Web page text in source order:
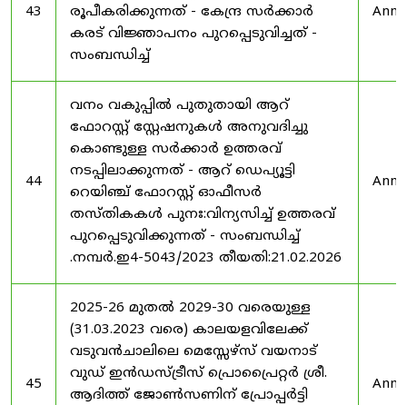
43
രൂപീകരിക്കുന്നത് - കേന്ദ്ര സർക്കാർ
കരട് വിജ്ഞാപനം പുറപ്പെടുവിച്ചത് -
സംബന്ധിച്ച്
44
വനം വകുപ്പിൽ പുതുതായി ആറ്
ഫോറസ്റ്റ് സ്റ്റേഷനുകൾ അനുവദിച്ചു
കൊണ്ടുള്ള സർക്കാർ ഉത്തരവ്
നടപ്പിലാക്കുന്നത് - ആറ് ഡെപ്യൂട്ടി
റെയിഞ്ച് ഫോറസ്റ്റ് ഓഫീസർ
തസ്തികകൾ പുനഃ:വിന്യസിച്ച് ഉത്തരവ്
പുറപ്പെടുവിക്കുന്നത് - സംബന്ധിച്ച്
.നമ്പർ.ഇ4-5043/2023 തീയതി:21.02.2026
45
2025-26 മുതൽ 2029-30 വരെയുള്ള
(31.03.2023 വരെ) കാലയളവിലേക്ക്
വടുവൻചാലിലെ മെസ്സേഴ്സ് വയനാട്
വുഡ് ഇൻഡസ്ട്രീസ് പ്രൊപ്രൈറ്റർ ശ്രീ.
ആദിത്ത് ജോൺസണിന് പ്രോപ്പർട്ടി